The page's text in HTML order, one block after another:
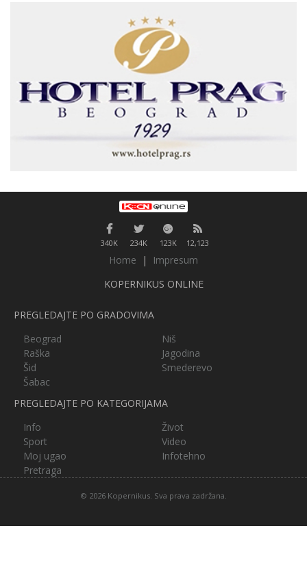
340K 234K 123K 12,123
Home |
Impresum
KOPERNIKUS ONLINE
PREGLEDAJTE PO GRADOVIMA
Beograd
Niš
Raška
Jagodina
Šid
Smederevo
Šabac
PREGLEDAJTE PO KATEGORIJAMA
Info
Život
Sport
Video
Moj ugao
Infotehno
Pretraga
© 2026 Kopernikus. Sva prava zadržana.